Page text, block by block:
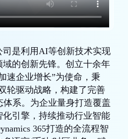
是利用AI等创新技术实现
的创新先锋。创立十余年
速企业增长”为使命，秉
轮驱动战略，构建了完善
系。为企业量身打造覆盖
引擎，持续推动行业智能
365打造的全流程智